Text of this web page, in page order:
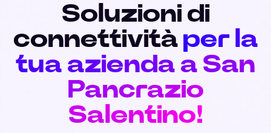
Soluzioni di
connettività per la
tua azienda a San
Pancrazio
Salentino!